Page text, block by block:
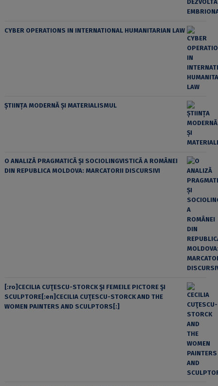
CYBER OPERATIONS IN INTERNATIONAL HUMANITARIAN LAW
ȘTIINȚA MODERNĂ ȘI MATERIALISMUL
O ANALIZĂ PRAGMATICĂ ȘI SOCIOLINGVISTICĂ A ROMÂNEI
DIN REPUBLICA MOLDOVA: MARCATORII DISCURSIVI
[:ro]CECILIA CUŢESCU-STORCK ŞI FEMEILE PICTORE ŞI
SCULPTORE[:en]CECILIA CUŢESCU-STORCK AND THE
WOMEN PAINTERS AND SCULPTORS[:]